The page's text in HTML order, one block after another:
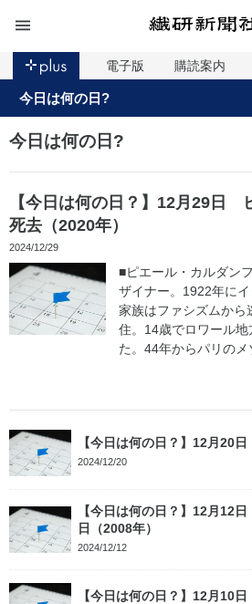
電子版 購読案内
今日は何の日?
今日は何の日?
【今日は何の日？】12月29日
死去（2020年）
2024/12/29
■ピエール・カルダン
ザイナー。1922年にイ
家族はファシズムから
住。14歳でロワール
た。44年からパリのメ
【今日は何の日？】12月20
2024/12/20
【今日は何の日？】12月12
日（2008年）
2024/12/12
【今日は何の日？】12月10